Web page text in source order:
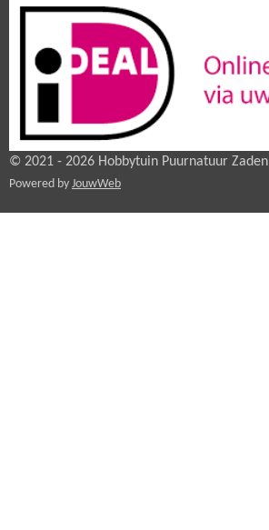
© 2021 - 2026 Hobbytuin Puurnatuur Zaden
Powered by JouwWeb